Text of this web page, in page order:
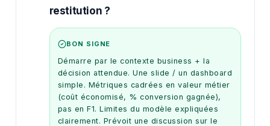
restitution ?
BON SIGNE
Démarre par le contexte business + la
décision attendue. Une slide / un dashboard
simple. Métriques cadrées en valeur métier
(coût économisé, % conversion gagnée),
pas en F1. Limites du modèle expliquées
clairement. Prévoit une discussion sur le